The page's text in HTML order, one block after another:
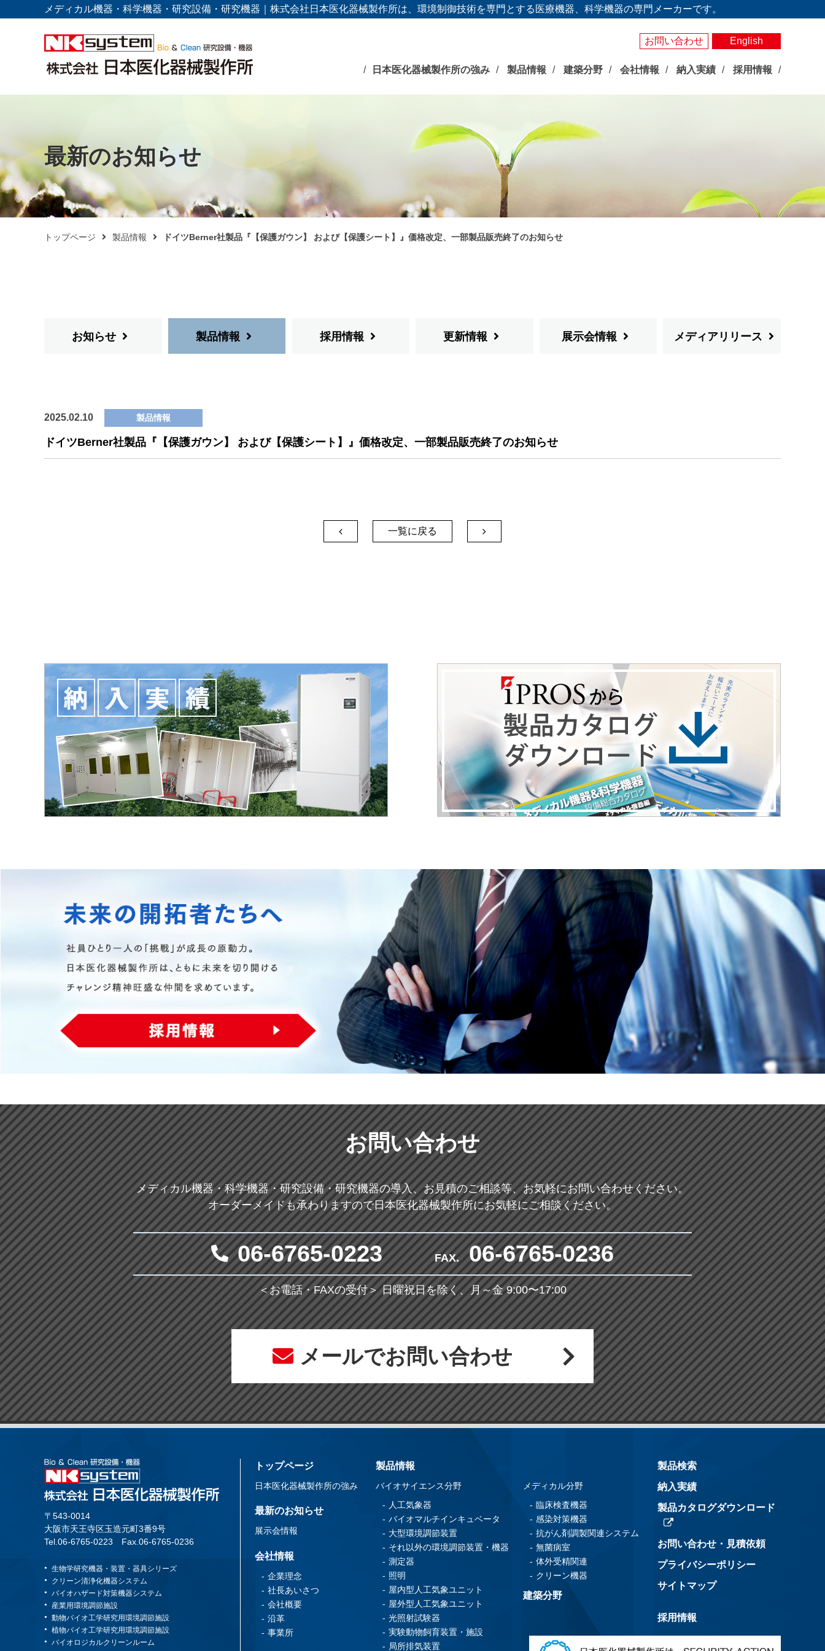
メディカル機器・科学機器・研究設備・研究機器｜株式会社日本医化器械製作所は、環境制御技術を専門とする医療機器、科学機器の専門メーカーです。
お問い合わせ English
日本医化器械製作所の強み 製品情報 建築分野 会社情報 納入実績 採用情報
最新のお知らせ
トップページ 製品情報 ドイツBerner社製品『【保護ガウン】 および【保護シート】』価格改定、一部製品販売終了のお知らせ
お知らせ 製品情報 採用情報 更新情報 展示会情報 メディアリリース
2025.02.10 製品情報
ドイツBerner社製品『【保護ガウン】 および【保護シート】』価格改定、一部製品販売終了のお知らせ
 一覧に戻る 
お問い合わせ
メディカル機器・科学機器・研究設備・研究機器の導入、お見積のご相談等、お気軽にお問い合わせください。
オーダーメイドも承わりますので日本医化器械製作所にお気軽にご相談ください。
06-6765-0223 FAX. 06-6765-0236
＜お電話・FAXの受付＞ 日曜祝日を除く、月～金 9:00〜17:00
メールでお問い合わせ
〒543-0014
大阪市天王寺区玉造元町3番9号
Tel.06-6765-0223
Fax.06-6765-0236
生物学研究機器・装置・器具シリーズ
クリーン清浄化機器システム
バイオハザード対策機器システム
産業用環境調節施設
動物バイオ工学研究用環境調節施設
植物バイオ工学研究用環境調節施設
バイオロジカルクリーンルーム
トップページ
日本医化器械製作所の強み
最新のお知らせ
展示会情報
会社情報
企業理念
社長あいさつ
会社概要
沿革
事業所
製品情報
バイオサイエンス分野
人工気象器
バイオマルチインキュベータ
大型環境調節装置
それ以外の環境調節装置・機器
測定器
照明
屋内型人工気象ユニット
屋外型人工気象ユニット
光照射試験器
実験動物飼育装置・施設
局所排気装置
メディカル分野
臨床検査機器
感染対策機器
抗がん剤調製関連システム
無菌病室
体外受精関連
クリーン機器
建築分野
製品検索
納入実績
製品カタログダウンロード
お問い合わせ・見積依頼
プライバシーポリシー
サイトマップ
採用情報